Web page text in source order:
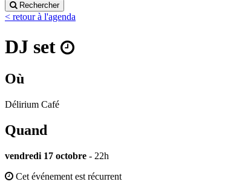
Rechercher
< retour à l'agenda
DJ set
Où
Délirium Café
Quand
vendredi 17 octobre - 22h
Cet événement est récurrent